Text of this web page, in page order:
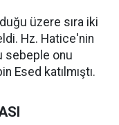
üzere sıra iki
Hz. Hatice'nin
sebeple onu
Esed katılmıştı.